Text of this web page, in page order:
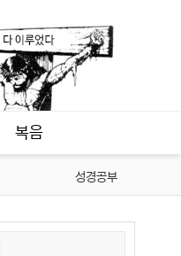
복음
성경공부